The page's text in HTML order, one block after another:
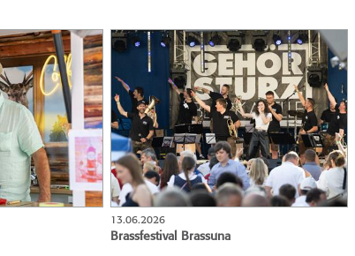
13.06.2026
Brassfestival Brassuna